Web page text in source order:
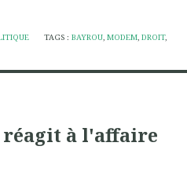
TAGS :BAYROU,MODEM,DROIT,
réagit à l'affaire